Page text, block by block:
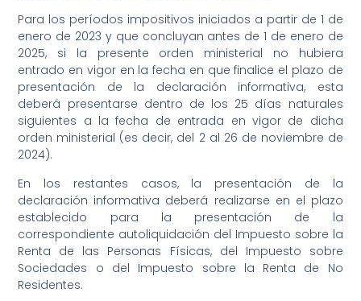
Para los períodos impositivos iniciados a partir de 1 de
enero de 2023 y que concluyan antes de 1 de enero de
2025, si la presente orden ministerial no hubiera
entrado en vigor en la fecha en que finalice el plazo de
presentación de la declaración informativa, esta
deberá presentarse dentro de los 25 días naturales
siguientes a la fecha de entrada en vigor de dicha
orden ministerial (es decir, del 2 al 26 de noviembre de
2024).
En los restantes casos, la presentación de la
declaración informativa deberá realizarse en el plazo
establecido para la presentación de la
correspondiente autoliquidación del Impuesto sobre la
Renta de las Personas Físicas, del Impuesto sobre
Sociedades o del Impuesto sobre la Renta de No
Residentes.